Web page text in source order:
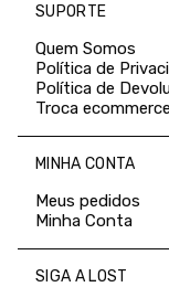
SUPORTE
Quem Somos
Política de
Política de
Troca ecommerce
MINHA CONTA
Meus pedidos
Minha Conta
SIGA A LOST